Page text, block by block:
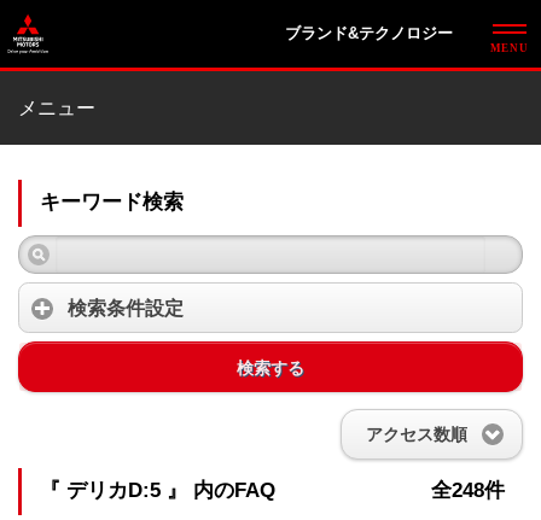
ブランド&テクノロジー
メニュー
キーワード検索
検索条件設定
検索する
アクセス数順
『 デリカD:5 』 内のFAQ 全248件